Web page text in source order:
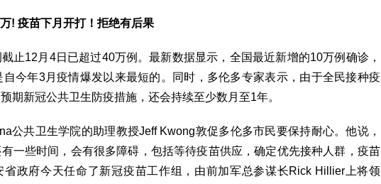
! 疫苗下月开打！拒绝有后果
止12月4日已超过40万例。最新数据显示，全国最近新增的10万例确诊，
今年3月疫情爆发以来最短的。同时，多伦多专家表示，由于全民接种疫
期新冠公共卫生防疫措施，还会持续至少数月至1年。
公共卫生学院的助理教授Jeff Kwong敦促多伦多市民要保持耐心。他说，
一些时间，会有很多障碍，包括等待疫苗供应，确定优先接种人群，疫苗
省政府今天任命了新冠疫苗工作组，由前加军总参谋长Rick Hillier上将领